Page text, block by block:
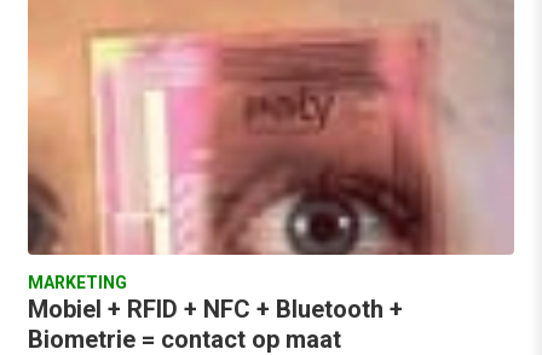
MARKETING
Mobiel + RFID + NFC + Bluetooth +
Biometrie = contact op maat